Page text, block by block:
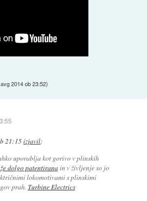
2014 ob 23:52)
21:15izjavil:
uporablja kot gorivo v plinskih
dolgo patentiranain v življenje so jo
lokomotivami s plinskimi
prah. Turbine Electrics